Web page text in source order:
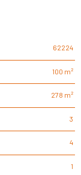
62224
100 m²
278 m²
3
4
1